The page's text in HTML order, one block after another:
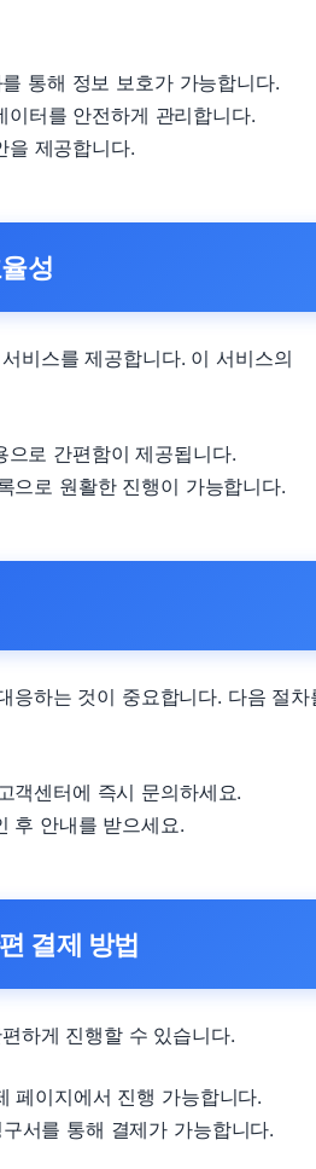
통해 정보 보호가 가능합니다.
이터를 안전하게 관리합니다.
을 제공합니다.
성
비스를 제공합니다. 이 서비스의
로 간편함이 제공됩니다.
으로 원활한 진행이 가능합니다.
응하는 것이 중요합니다. 다음 절차
객센터에 즉시 문의하세요.
후 안내를 받으세요.
결제 방법
하게 진행할 수 있습니다.
페이지에서 진행 가능합니다.
서를 통해 결제가 가능합니다.